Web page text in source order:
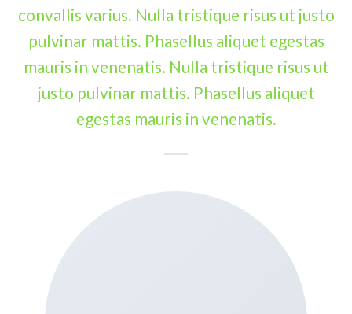
convallis varius. Nulla tristique risus ut justo
pulvinar mattis. Phasellus aliquet egestas
mauris in venenatis. Nulla tristique risus ut
justo pulvinar mattis. Phasellus aliquet
egestas mauris in venenatis.